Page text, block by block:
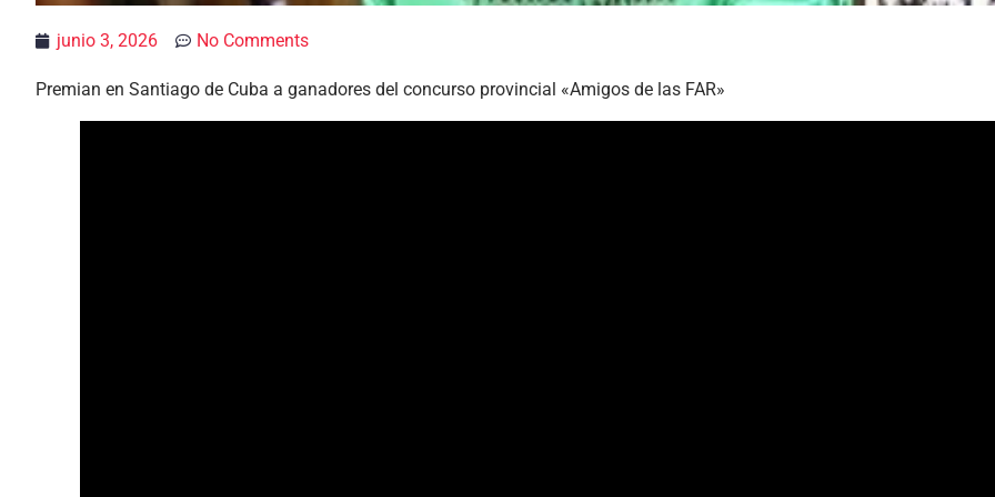
junio 3, 2026 No Comments
Premian en Santiago de Cuba a ganadores del concurso provincial «Amigos de las FAR»